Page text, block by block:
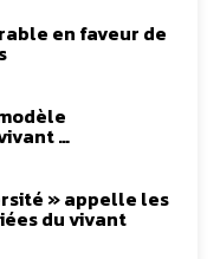
en faveur de
…
» appelle les
du vivant